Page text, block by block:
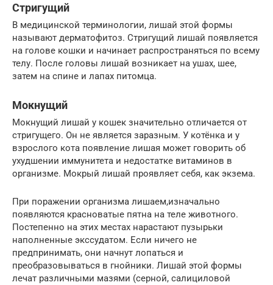
Стригущий
В медицинской терминологии, лишай этой формы
называют дерматофитоз. Стригущий лишай появляется
на голове кошки и начинает распространяться по всему
телу. После головы лишай возникает на ушах, шее,
затем на спине и лапах питомца.
Мокнущий
Мокнущий лишай у кошек значительно отличается от
стригущего. Он не является заразным. У котёнка и у
взрослого кота появление лишая может говорить об
ухудшении иммунитета и недостатке витаминов в
организме. Мокрый лишай проявляет себя, как экзема.
При поражении организма лишаем,изначально
появляются красноватые пятна на теле животного.
Постепенно на этих местах нарастают пузырьки
наполненные экссудатом. Если ничего не
предпринимать, они начнут лопаться и
преобразовываться в гнойники. Лишай этой формы
лечат различными мазями (серной, салициловой